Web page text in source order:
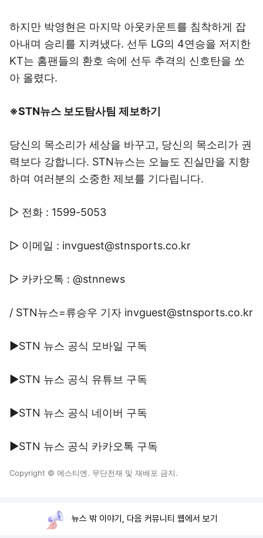
하지만 박영현은 마지막 아웃카운트를 침착하게 잡
아내며 승리를 지켜냈다. 선두 LG의 4연승을 저지한
KT는 홈팬들의 환호 속에 선두 추격의 신호탄을 쏘
아 올렸다.
※STN뉴스 보도탐사팀 제보하기
당신의 목소리가 세상을 바꾸고, 당신의 목소리가 권
력보다 강합니다. STN뉴스는 오늘도 진실만을 지향
하며 여러분의 소중한 제보를 기다립니다.
▷ 전화 : 1599-5053
▷ 이메일 : invguest@stnsports.co.kr
▷ 카카오톡 : @stnnews
/ STN뉴스=류승우 기자 invguest@stnsports.co.kr
▶STN 뉴스 공식 모바일 구독
▶STN 뉴스 공식 유튜브 구독
▶STN 뉴스 공식 네이버 구독
▶STN 뉴스 공식 카카오톡 구독
Copyright © 에스티엔. 무단전재 및 재배포 금지.
뉴스 밖 이야기, 다음 커뮤니티 웹에서 보기